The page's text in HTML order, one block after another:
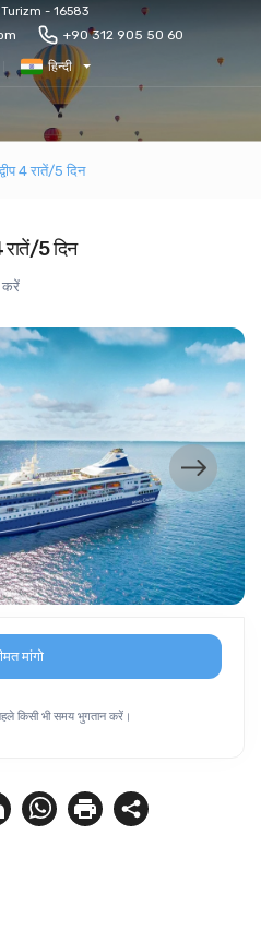
- 16583
+90 312 905 50 60
हिन्दी
4 रातें/5 दिन
रातें/5 दिन
करें
मांगो
किसी भी समय भुगतान करें।